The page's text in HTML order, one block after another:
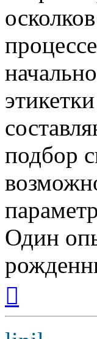
подбор
Один
началу